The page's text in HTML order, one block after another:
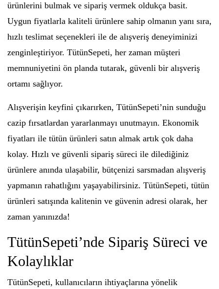
ürünlerini bulmak ve sipariş vermek oldukça basit.
Uygun fiyatlarla kaliteli ürünlere sahip olmanın yanı sıra,
hızlı teslimat seçenekleri ile de alışveriş deneyiminizi
zenginleştiriyor. TütünSepeti, her zaman müşteri
memnuniyetini ön planda tutarak, güvenli bir alışveriş
ortamı sağlıyor.
Alışverişin keyfini çıkarırken, TütünSepeti’nin sunduğu
cazip fırsatlardan yararlanmayı unutmayın. Ekonomik
fiyatları ile tütün ürünleri satın almak artık çok daha
kolay. Hızlı ve güvenli sipariş süreci ile dilediğiniz
ürünlere anında ulaşabilir, bütçenizi sarsmadan alışveriş
yapmanın rahatlığını yaşayabilirsiniz. TütünSepeti, tütün
ürünleri satışında kalitenin ve güvenin adresi olarak, her
zaman yanınızda!
TütünSepeti’nde Sipariş Süreci ve
Kolaylıklar
TütünSepeti, kullanıcıların ihtiyaçlarına yönelik